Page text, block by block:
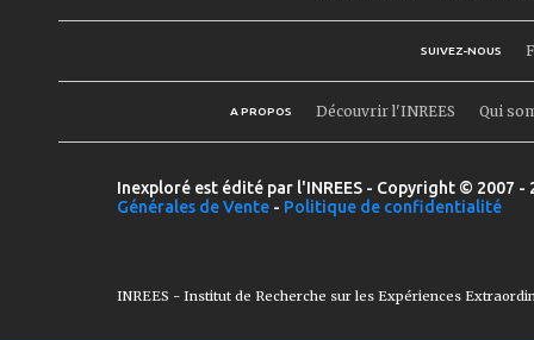
SUIVEZ-NOUS
A PROPOS Découvrir l'INREES Qui
Inexploré est édité par l'INREES - Copyright © 2007
Générales de Vente - Politique de confidentialité
INREES - Institut de Recherche sur les Expériences